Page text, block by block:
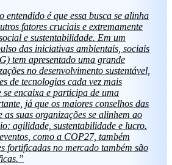
entendido é que essa busca se alinha
fatores cruciais e extremamente
e sustentabilidade. Em um
das iniciativas ambientais, sociais
tem apresentado uma grande
no desenvolvimento sustentável,
de tecnologias cada vez mais
se encaixa e participa de uma
já que os maiores conselhos das
as suas organizações se alinhem ao
agilidade, sustentabilidade e lucro.
como a COP27, também
fortificadas no mercado também são